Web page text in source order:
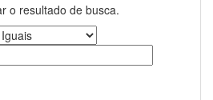
o resultado de busca.